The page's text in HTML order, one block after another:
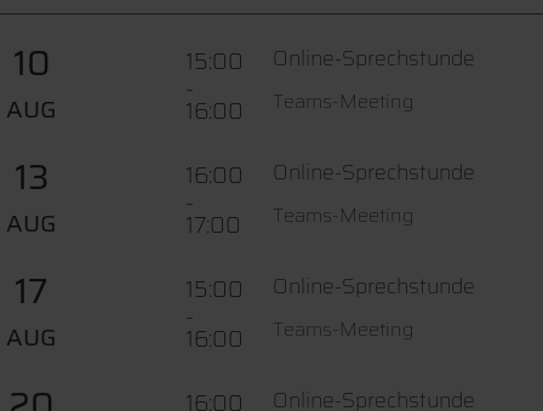
10
AUG
15:00
-
16:00
Online-Sprechstunde
Teams-Meeting
13
AUG
16:00
-
17:00
Online-Sprechstunde
Teams-Meeting
17
AUG
15:00
-
16:00
Online-Sprechstunde
Teams-Meeting
16:00 Online-Sprechstunde